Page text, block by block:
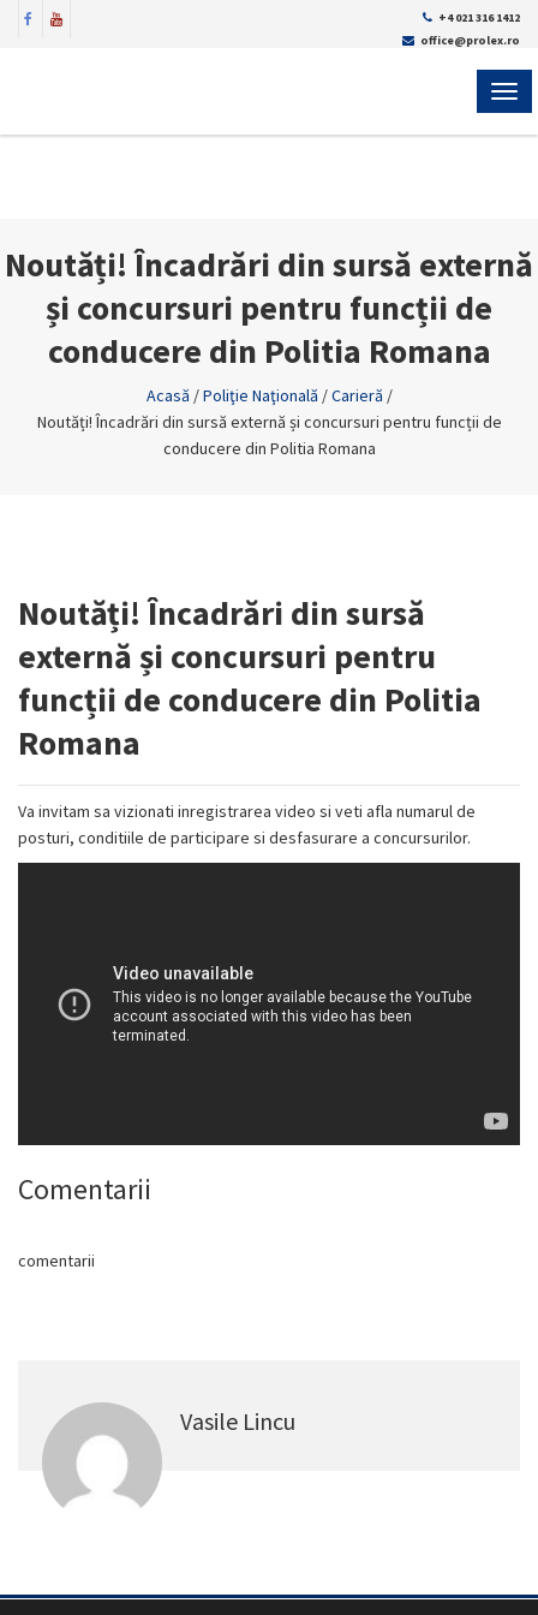
+4 021 316 1412
office@prolex.ro
Noutăți! Încadrări din sursă externă
și concursuri pentru funcții de
conducere din Politia Romana
Acasă /Poliţie Naţională /Carieră /
Noutăți! Încadrări din sursă externă și concursuri pentru funcții de
conducere din Politia Romana
Noutăți! Încadrări din sursă
externă și concursuri pentru
funcții de conducere din Politia
Romana
Va invitam sa vizionati inregistrarea video si veti afla numarul de
posturi, conditiile de participare si desfasurare a concursurilor.
Comentarii
comentarii
Vasile Lincu